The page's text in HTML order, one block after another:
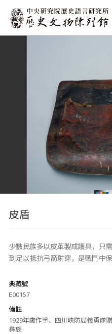
:::
皮盾
少數民族多以皮革製成護具，只
到足以抵抗弓箭射穿，是戰鬥中
典藏號
E00157
備註
1929年盧作孚、四川峽防局義勇隊贈
彝族